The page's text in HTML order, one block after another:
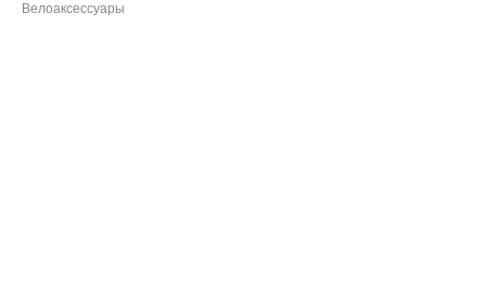
Велоаксессуары